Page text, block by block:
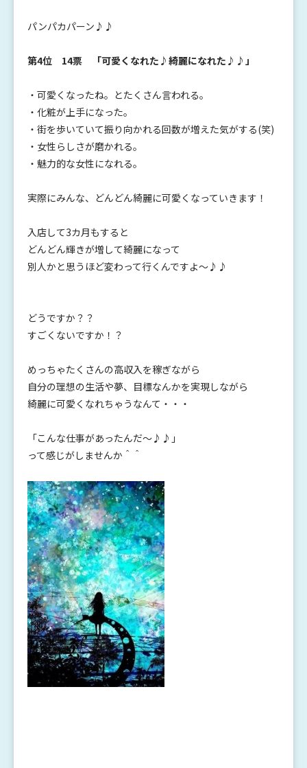
パンパカパーン♪♪
第4位 14票 「可愛くなれた♪綺麗になれた♪♪」
・可愛くなったね。とたくさん言われる。
・化粧が上手になった。
・街を歩いていて振り向かれる回数が増えた気がする(笑)
・女性らしさが磨かれる。
・魅力的な女性になれる。
実際にみんな、どんどん綺麗に可愛くなっていきます！
入店して3カ月もすると
どんどん輝きが増して綺麗になって
別人かと思うほど変わって行くんですよ～♪♪
どうですか？？
すごくないですか！？
めっちゃたくさんの高収入を稼ぎながら
自分の理想の生活や夢、目標なんかを実現しながら
綺麗に可愛くなれちゃうなんて・・・
「こんな仕事があったんだ～♪♪」
って感じがしませんか＾＾